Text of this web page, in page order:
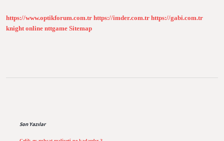
https://www.optikforum.com.tr https://imder.com.tr https://gabi.com.tr
knight online nttgame Sitemap
Son Yazılar